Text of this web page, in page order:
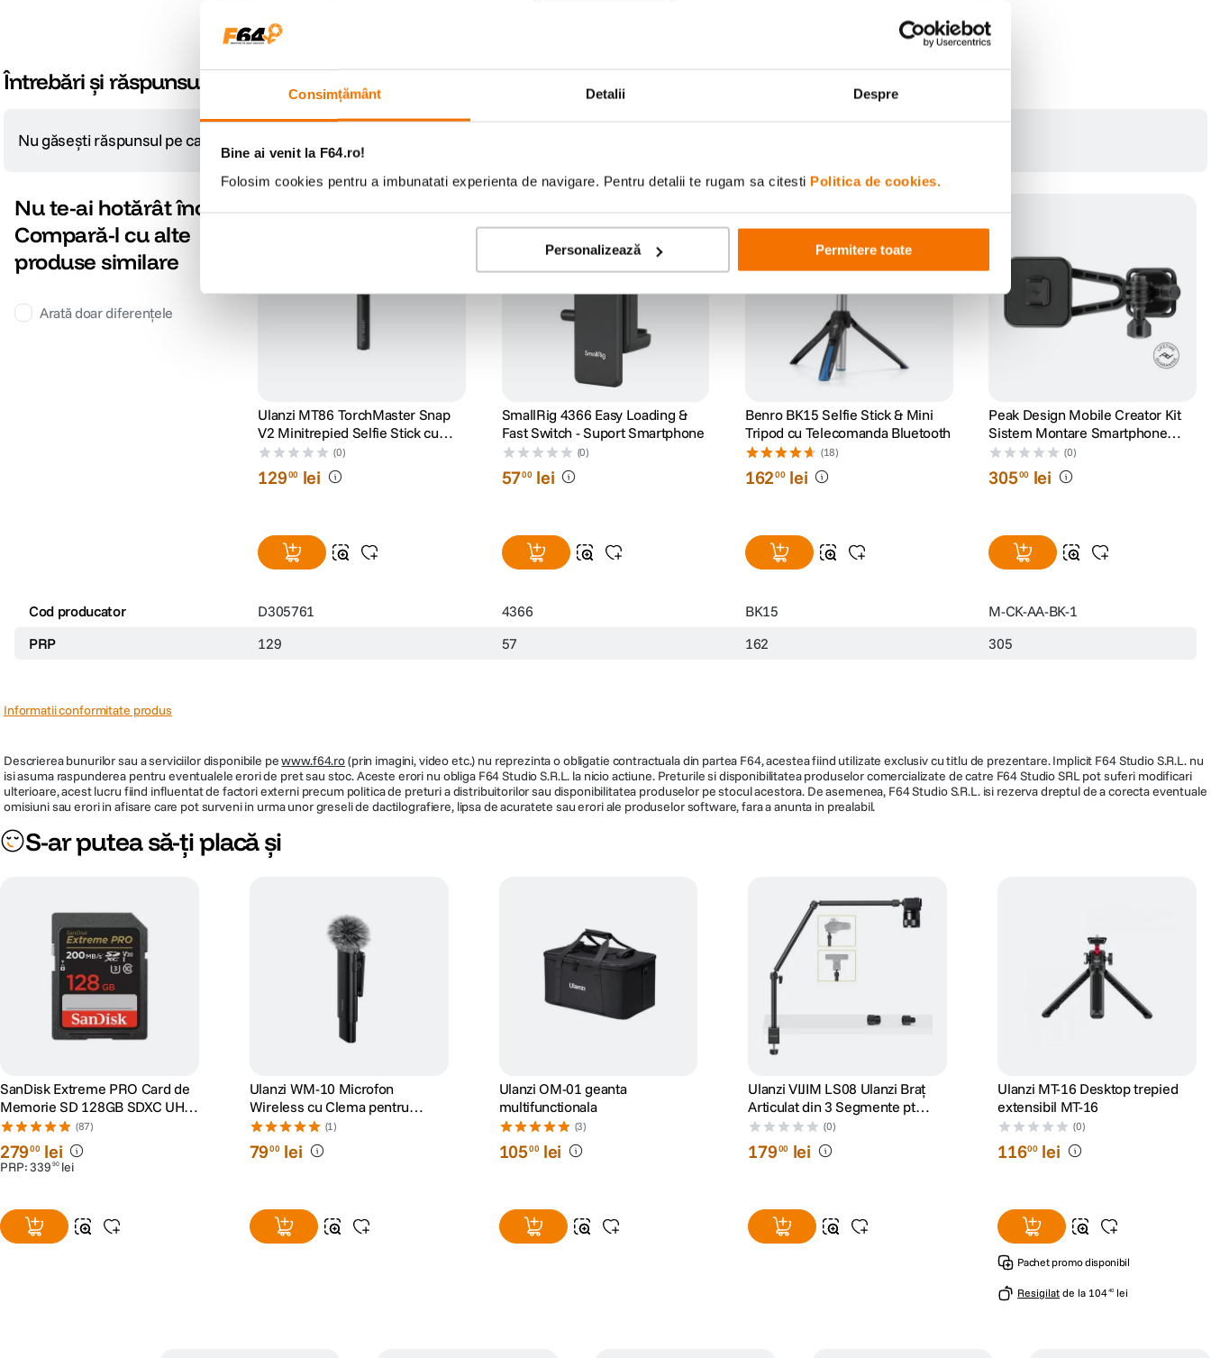
Consimțământ Detalii Despre
Bine ai venit la F64.ro!
Folosim cookies pentru a imbunatati experienta de navigare. Pentru detalii te rugam sa citesti Politica de cookies.
Personalizează Permitere toate
Întrebări și răspunsuri
Nu găsești răspunsul pe care îl cauți?
Nu te-ai hotărât încă?
Compară-l cu alte
produse similare
Arată doar diferențele
Ulanzi MT86 TorchMaster Snap
V2 Minitrepied Selfie Stick cu
Suport Telefon Negru
(0)
12900 lei
SmallRig 4366 Easy Loading &
Fast Switch - Suport Smartphone
(0)
5700 lei
Benro BK15 Selfie Stick & Mini
Tripod cu Telecomanda Bluetooth
(18)
16200 lei
Peak Design Mobile Creator Kit
Sistem Montare Smartphone
Negru
(0)
30500 lei
Cod producator D305761 4366 BK15
M-CK-AA-BK-1
PRP
129 57 162 305
Informatii conformitate produs
Descrierea bunurilor sau a serviciilor disponibile pewww.f64.ro(prin imagini, video etc.) nu reprezinta o obligatie contractuala din partea F64, acestea fiind utilizate exclusiv cu titlu de prezentare. Implicit F64 Studio S.R.L. nu
isi asuma raspunderea pentru eventualele erori de pret sau stoc. Aceste erori nu obliga F64 Studio S.R.L. la nicio actiune. Preturile si disponibilitatea produselor comercializate de catre F64 Studio SRL pot suferi modificari
ulterioare, acest lucru fiind influentat de factori externi precum politica de preturi a distribuitorilor sau disponibilitatea produselor pe stocul acestora. De asemenea, F64 Studio S.R.L. isi rezerva dreptul de a corecta eventuale
omisiuni sau erori in afisare care pot surveni in urma unor greseli de dactilografiere, lipsa de acuratete sau erori ale produselor software, fara a anunta in prealabil.
S-ar putea să-ți placă și
SanDisk Extreme PRO Card de
Memorie SD 128GB SDXC UHS-
I Class 10 U3 V30 + 2 Ani
RescuePRO Deluxe
(87)
27900 lei
PRP:339 90 lei
Ulanzi WM-10 Microfon
Wireless cu Clema pentru
Smartphone/Tableta Lightning
(1)
7900 lei
Ulanzi OM-01 geanta
multifunctionala
(3)
10500 lei
Ulanzi VIJIM LS08 Ulanzi Braț
Articulat din 3 Segmente pt
Sreaming
(0)
17900 lei
Ulanzi MT-16 Desktop trepied
extensibil MT-16
(0)
11600 lei
Pachet promo disponibil
Resigilat de la 10440 lei